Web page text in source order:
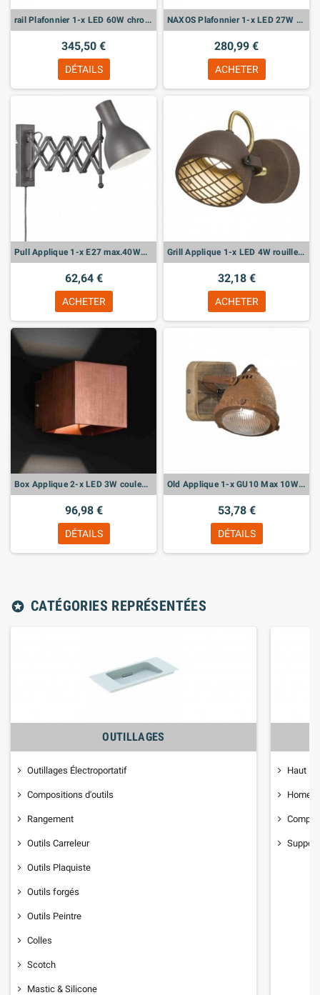
rail Plafonnier 1-x LED 60W chromé, L.78xB.32cm
345,50 €
DÉTAILS
NAXOS Plafonnier 1-x LED 27W nickel mat / chromé, ø55x H.27cm
280,99 €
ACHETER
Pull Applique 1-x E27 max.40WW Vintage-gris, extensible
62,64 €
ACHETER
Grill Applique 1-x LED 4W rouille / or /laiton
32,18 €
ACHETER
Box Applique 2-x LED 3W couleur cuivre. 10x10cm A.14cm
96,98 €
DÉTAILS
Old Applique 1-x GU10 Max 10W LED bois/rouille, verre clair, 12x14x18cm
53,78 €
DÉTAILS
stars CATÉGORIES REPRÉSENTÉES
OUTILLAGES
Outillages Électroportatif
Compositions d'outils
Rangement
Outils Carreleur
Outils Plaquiste
Outils forgés
Outils Peintre
Colles
Scotch
Mastic & Silicone
Haut
Home